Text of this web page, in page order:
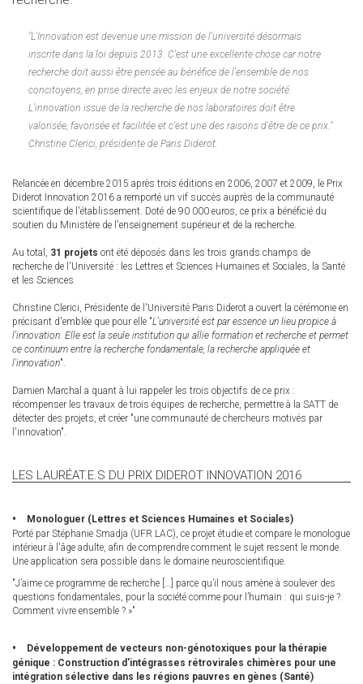
"L'Innovation est devenue une mission de l'université désormais
inscrite dans la loi depuis 2013. C'est une excellente chose car notre
recherche doit aussi être pensée au bénéfice de l'ensemble de nos
concitoyens, en prise directe avec les enjeux de notre société.
L'innovation issue de la recherche de nos laboratoires doit être
valorisée, favorisée et facilitée et c'est une des raisons d'être de ce prix."
Christine Clerici, présidente de Paris Diderot.
Relancée en décembre 2015 après trois éditions en 2006, 2007 et 2009, le Prix
Diderot Innovation 2016 a remporté un vif succès auprès de la communauté
scientifique de l'établissement. Doté de 90 000 euros, ce prix a bénéficié du
soutien du Ministère de l'enseignement supérieur et de la recherche.
Au total, 31 projets ont été déposés dans les trois grands champs de
recherche de l'Université : les Lettres et Sciences Humaines et Sociales, la Santé
et les Sciences.
Christine Clerici, Présidente de l'Université Paris Diderot a ouvert la cérémonie en
précisant d'emblée que pour elle "L'université est par essence un lieu propice à
l'innovation. Elle est la seule institution qui allie formation et recherche et permet
ce continuum entre la recherche fondamentale, la recherche appliquée et
l'innovation".
Damien Marchal a quant à lui rappeler les trois objectifs de ce prix :
récompenser les travaux de trois équipes de recherche, permettre à la SATT de
détecter des projets, et créer "une communauté de chercheurs motivés par
l'innovation".
LES LAURÉAT.E.S DU PRIX DIDEROT INNOVATION 2016
Monologuer (Lettres et Sciences Humaines et Sociales)
Porté par Stéphanie Smadja (UFR LAC), ce projet étudie et compare le monologue
intérieur à l'âge adulte, afin de comprendre comment le sujet ressent le monde.
Une application sera possible dans le domaine neuroscientifique.
"J’aime ce programme de recherche […] parce qu’il nous amène à soulever des
questions fondamentales, pour la société comme pour l’humain : qui suis-je ?
Comment vivre ensemble ? »"
Développement de vecteurs non-génotoxiques pour la thérapie
génique : Construction d'intégrasses rétrovirales chimères pour une
intégration sélective dans les régions pauvres en gènes (Santé)